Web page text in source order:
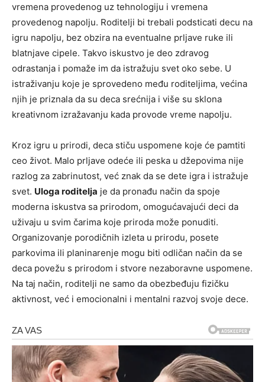
vremena provedenog uz tehnologiju i vremena
provedenog napolju. Roditelji bi trebali podsticati decu na
igru napolju, bez obzira na eventualne prljave ruke ili
blatnjave cipele. Takvo iskustvo je deo zdravog
odrastanja i pomaže im da istražuju svet oko sebe. U
istraživanju koje je sprovedeno među roditeljima, većina
njih je priznala da su deca srećnija i više su sklona
kreativnom izražavanju kada provode vreme napolju.
Kroz igru u prirodi, deca stiču uspomene koje će pamtiti
ceo život. Malo prljave odeće ili peska u džepovima nije
razlog za zabrinutost, već znak da se dete igra i istražuje
svet. Uloga roditelja je da pronađu način da spoje
moderna iskustva sa prirodom, omogućavajući deci da
uživaju u svim čarima koje priroda može ponuditi.
Organizovanje porodičnih izleta u prirodu, posete
parkovima ili planinarenje mogu biti odličan način da se
deca povežu s prirodom i stvore nezaboravne uspomene.
Na taj način, roditelji ne samo da obezbeđuju fizičku
aktivnost, već i emocionalni i mentalni razvoj svoje dece.